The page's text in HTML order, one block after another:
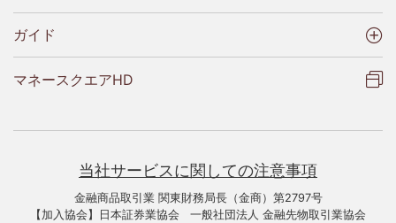
ガイド
マネースクエアHD
当社サービスに関しての注意事項
金融商品取引業 関東財務局長（金商）第2797号
【加入協会】日本証券業協会 一般社団法人 金融先物取引業協会